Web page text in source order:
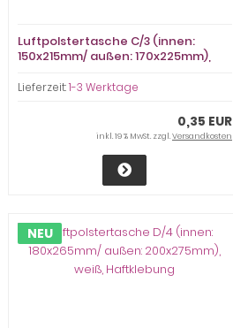
Luftpolstertasche C/3 (innen:
150x215mm/ außen: 170x225mm),
Lieferzeit:1-3 Werktage
0,35 EUR
inkl. 19 % MwSt. zzgl.Versandkosten
NEU